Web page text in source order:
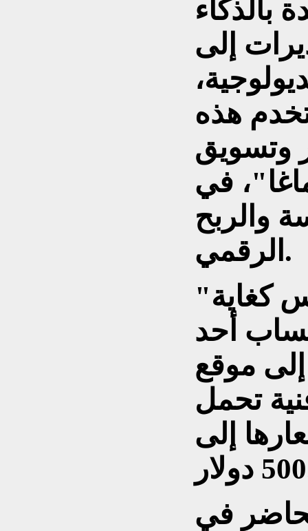
بالذكاء
إلى
هذه
وتسويق
في
والربح
الرقمي.
أحد
موقع
تحمل
إلى
في